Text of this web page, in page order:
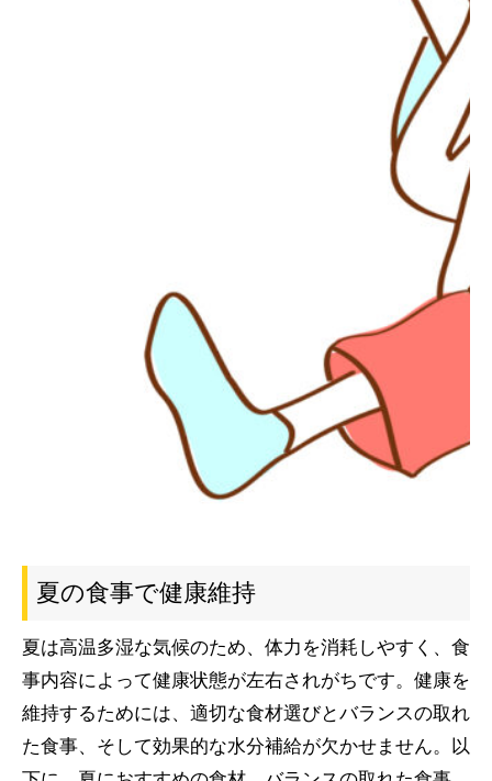
夏の食事で健康維持
夏は高温多湿な気候のため、体力を消耗しやすく、食
事内容によって健康状態が左右されがちです。健康を
維持するためには、適切な食材選びとバランスの取れ
た食事、そして効果的な水分補給が欠かせません。以